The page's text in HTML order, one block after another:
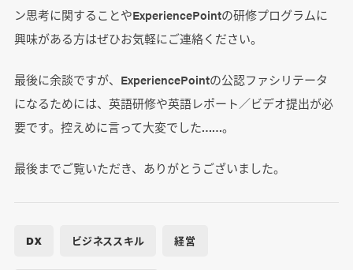
ン思考に関することやExperiencePointの研修プログラムに
興味がある方はぜひお気軽にご連絡ください。
最後に余談ですが、ExperiencePointの公認ファシリテータ
になるためには、英語研修や英語レポート／ビデオ提出が必
要です。控えめに言って大変でした……。
最後までご覧いただき、ありがとうございました。
DX ビジネススキル 経営